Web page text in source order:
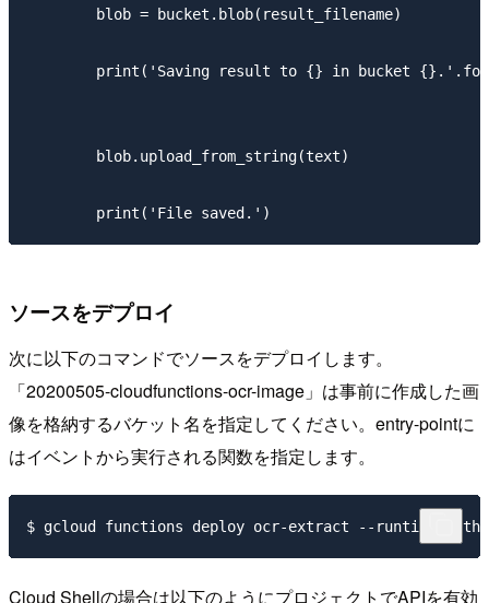
        blob = bucket.blob(result_filename)
print('Saving result to {} in bucket
        blob.upload_from_string(text)
ソースをデプロイ
次に以下のコマンドでソースをデプロイします。
「20200505-cloudfunctions-ocr-image」は事前に作成した画
像を格納するバケット名を指定してください。entry-pointに
はイベントから実行される関数を指定します。
Cloud Shellの場合は以下のようにプロジェクトでAPIを有効